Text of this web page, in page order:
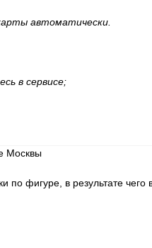
автоматически.
в сервисе;
Москвы
фигуре, в результате чего